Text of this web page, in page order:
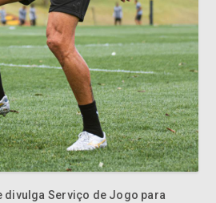
divulga Serviço de Jogo para